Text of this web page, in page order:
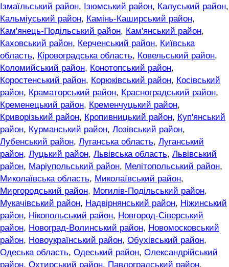
Ізмаїльський район, Ізюмський район, Калуський район,
Кальміуський район, Камінь-Каширський район,
Кам'янець-Подільський район, Кам'янський район,
Каховський район, Керченський район, Київська
область, Кіровоградська область, Ковельський район,
Коломийський район, Конотопський район,
Коростенський район, Корюківський район, Косівський
район, Краматорський район, Красноградський район,
Кременецький район, Кременчуцький район,
Криворізький район, Кропивницький район, Куп'янський
район, Курманський район, Лозівський район,
Лубенський район, Луганська область, Луганський
район, Луцький район, Львівська область, Львівський
район, Маріупольський район, Мелітопольський район,
Миколаївська область, Миколаївський район,
Миргородський район, Могилів-Подільський район,
Мукачівський район, Надвірнянський район, Ніжинський
район, Нікопольський район, Новгород-Сіверський
район, Новоград-Волинський район, Новомосковський
район, Новоукраїнський район, Обухівський район,
Одеська область, Одеський район, Олександрійський
район, Охтирський район, Павлоградський район,